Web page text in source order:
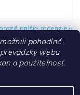
ďalšie recenzie
pohodlné
webu
a použiteľnosť.